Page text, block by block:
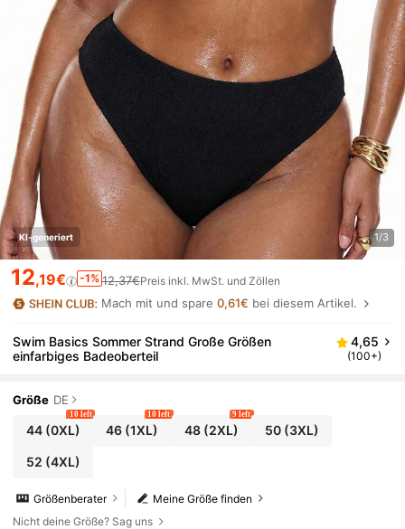
KI-generiert 1/3
12,19€ -1% 12,37€Preis inkl. MwSt. und Zöllen
Mach mit und spare0,61€ bei diesem Artikel.
Swim Basics Sommer Strand Große Größen
einfarbiges Badeoberteil
4,65
(100+)
Größe DE
44(0XL)
10 left
46 (1XL)
10 left
48(2XL)
9 left
50(3XL)
52 (4XL)
Meine Größe finden
Größenberater
Nicht deine Größe? Sag uns